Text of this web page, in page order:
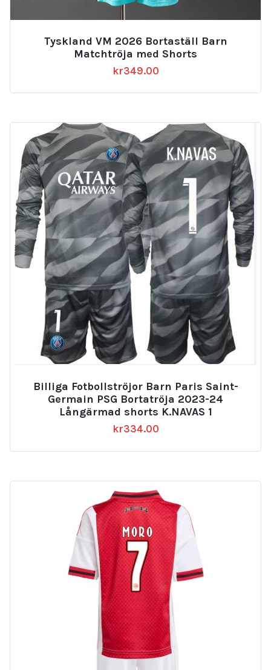
Tyskland VM 2026 Bortaställ Barn
Matchtröja med Shorts
kr349.00
Billiga Fotbollströjor Barn Paris Saint-
Germain PSG Bortatröja 2023-24
Långärmad shorts K.NAVAS 1
kr334.00